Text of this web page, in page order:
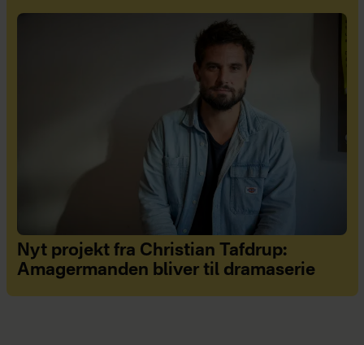
Nyt projekt fra Christian Tafdrup:
Amagermanden bliver til dramaserie